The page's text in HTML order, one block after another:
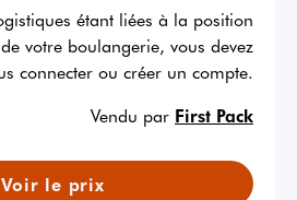
étant liées à la position
votre boulangerie, vous devez
connecter ou créer un compte.
Vendu par First Pack
Voir le prix